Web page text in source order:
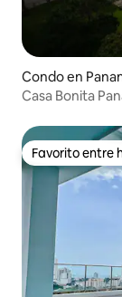
Condo en
Casa Bonita
Favorito entre
Favorito entre